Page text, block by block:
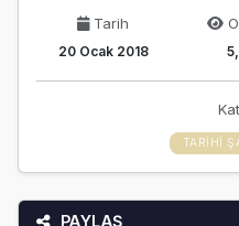
Tarih
20 Ocak 2018
TARIHÎ
PAYLAŞ